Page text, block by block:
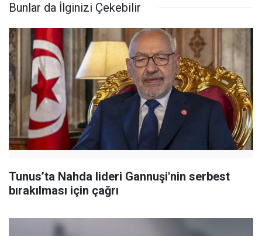
Bunlar da İlginizi Çekebilir
Tunus’ta Nahda lideri Gannuşi'nin serbest
bırakılması için çağrı